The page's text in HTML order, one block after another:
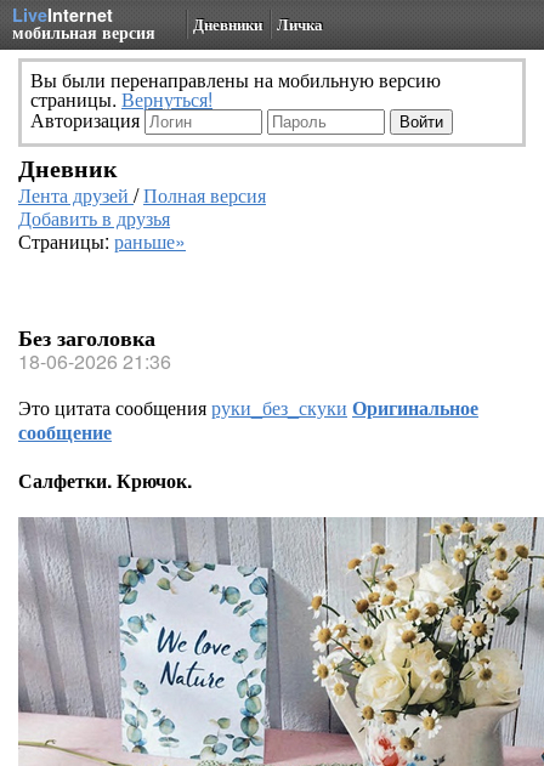
LiveInternet
мобильная версия Дневники Личка
Вы были перенаправлены на мобильную версию
страницы. Вернуться!
Авторизация
Дневник
Лента друзей /Полная версия
Добавить в друзья
Страницы: раньше»
Без заголовка
18-06-2026 21:36
Это цитата сообщенияруки_без_скуки Оригинальное
сообщение
Салфетки. Крючок.